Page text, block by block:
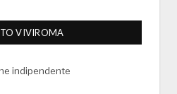
VIVIROMA
indipendente